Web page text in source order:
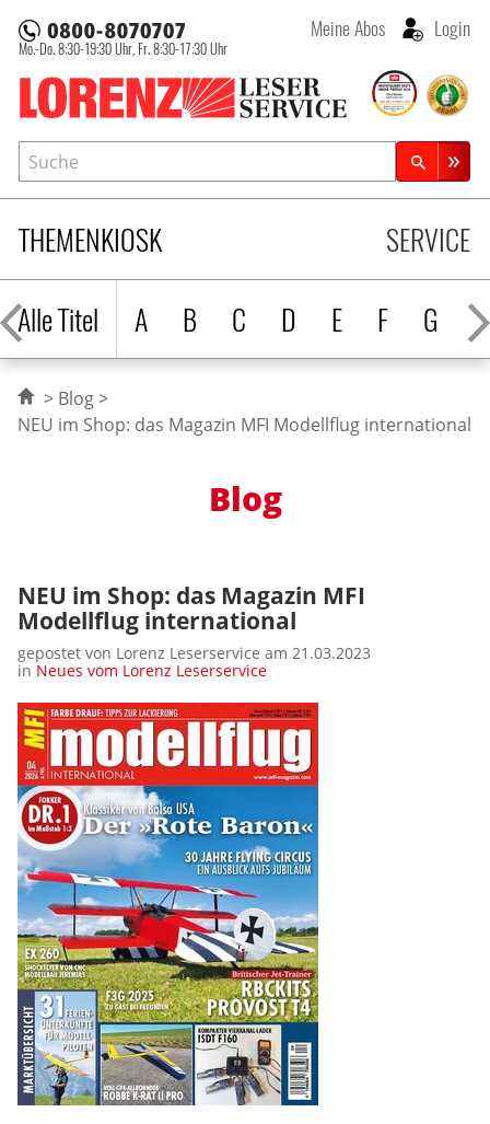
Lorenz Leserservice
Mo.-Do. 8:30-19:30 Uhr, Fr. 8:30-17:30 Uhr
Meine Abos Login
THEMENKIOSK
Alle Titel
A B C D E F G H
SERVICE
Suche
Zeitschriftensuche
Blog
NEU im Shop: das Magazin MFI Modellflug international
Blog
NEU im Shop: das Magazin MFI
Modellflug international
gepostet von Lorenz Leserservice am 21.03.2023
in Neues vom Lorenz Leserservice